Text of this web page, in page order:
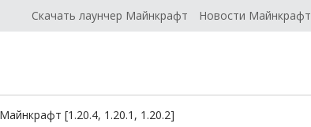
Скачать лаунчер Майнкрафт Новости Майнкрафт
[1.20.4, 1.20.1, 1.20.2]